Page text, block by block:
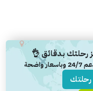
رحلتك بدقائق 👌